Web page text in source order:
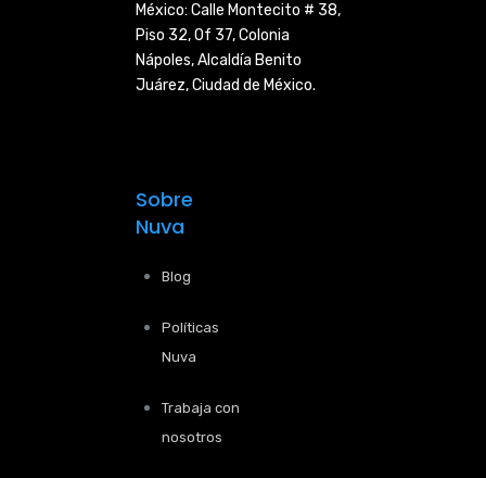
México: Calle Montecito # 38,
Piso 32, Of 37, Colonia
Nápoles,Alcaldía Benito
Juárez, Ciudad de México.
Sobre
Nuva
Blog
Políticas
Nuva
Trabaja con
nosotros